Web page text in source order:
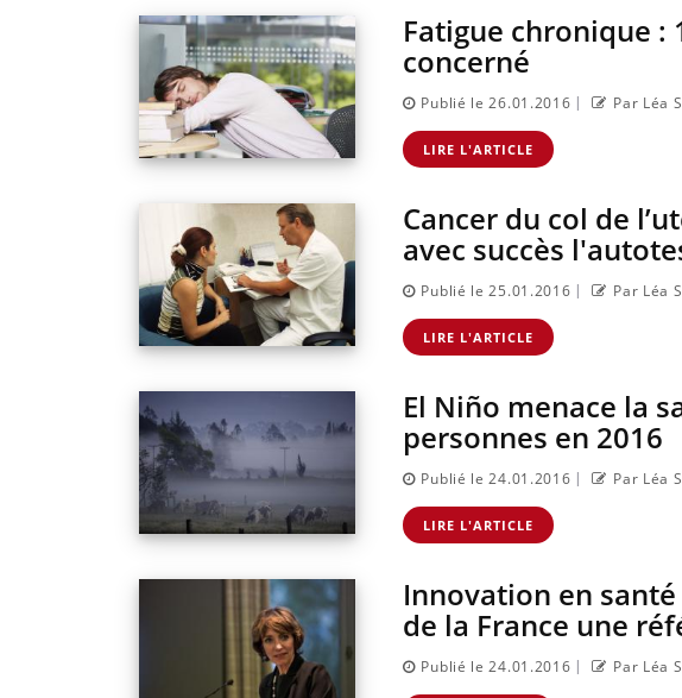
Fatigue chronique :
concerné
Publié le 26.01.2016 | Par Léa
LIRE L'ARTICLE
Cancer du col de
avec succès
Publié le 25.01.2016 | Par Léa
LIRE L'ARTICLE
El Niño menace la
personnes en 2016
Publié le 24.01.2016 | Par Léa
LIRE L'ARTICLE
Innovation en
de la France une
Publié le 24.01.2016 | Par Léa